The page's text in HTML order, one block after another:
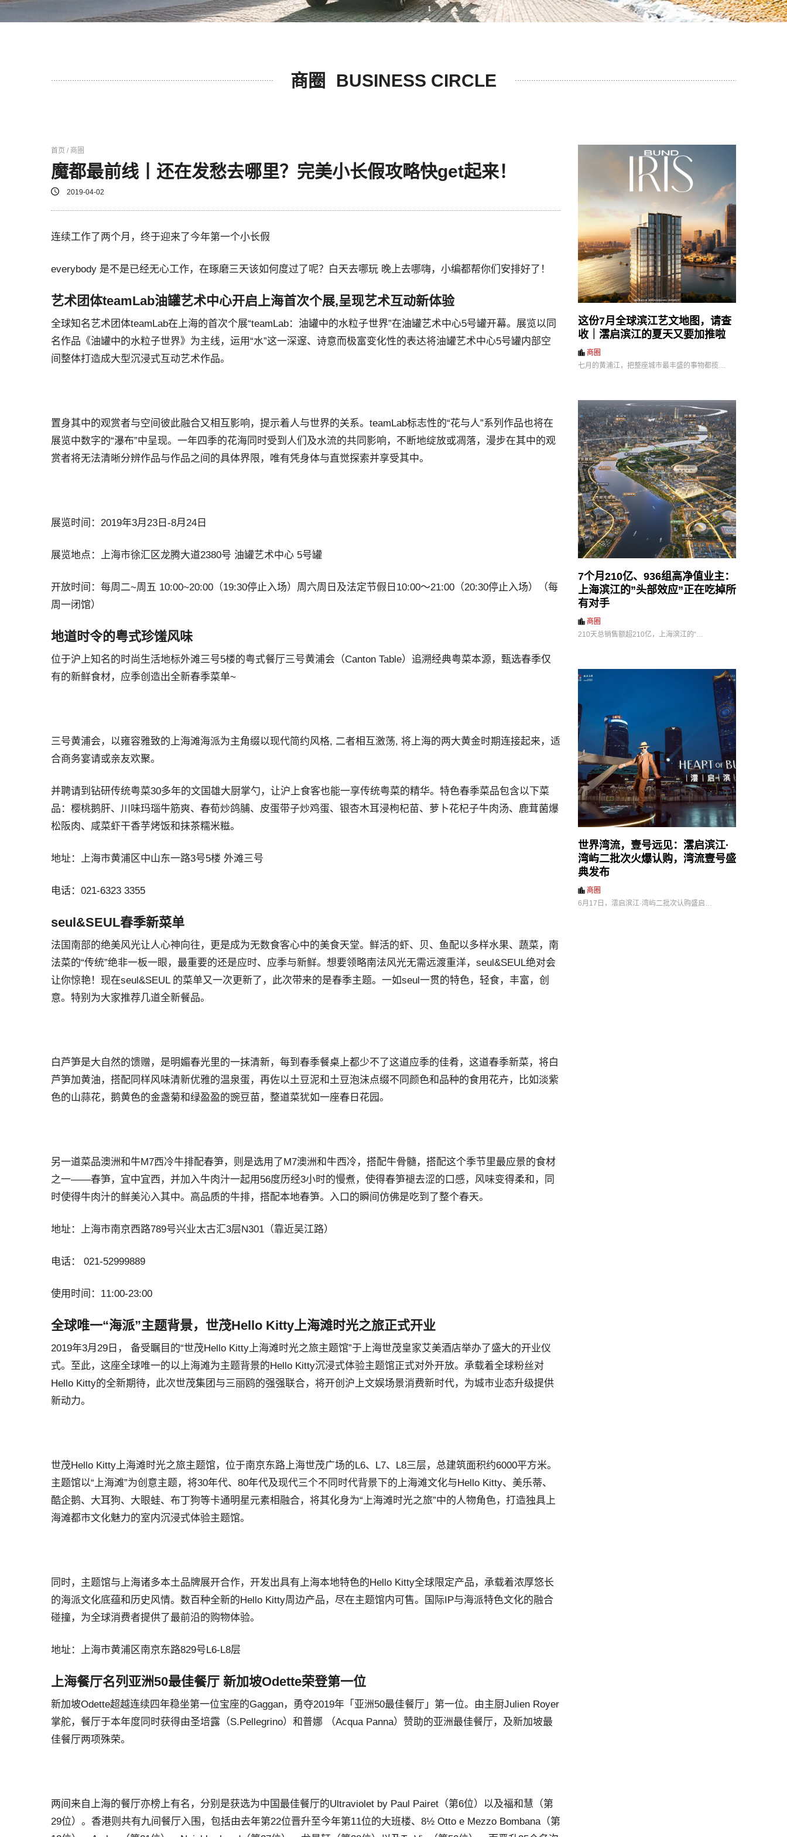
商圈 BUSINESS CIRCLE
首页 / 商圈
魔都最前线丨还在发愁去哪里？完美小长假攻略快get起来！
2019-04-02
连续工作了两个月，终于迎来了今年第一个小长假
everybody 是不是已经无心工作，在琢磨三天该如何度过了呢？白天去哪玩 晚上去哪嗨，小编都帮你们安排好了！
艺术团体teamLab油罐艺术中心开启上海首次个展,呈现艺术互动新体验
全球知名艺术团体teamLab在上海的首次个展“teamLab：油罐中的水粒子世界”在油罐艺术中心5号罐开幕。展览以同
名作品《油罐中的水粒子世界》为主线，运用“水”这一深邃、诗意而极富变化性的表达将油罐艺术中心5号罐内部空
间整体打造成大型沉浸式互动艺术作品。
置身其中的观赏者与空间彼此融合又相互影响，提示着人与世界的关系。teamLab标志性的“花与人”系列作品也将在
展览中数字的“瀑布”中呈现。一年四季的花海同时受到人们及水流的共同影响，不断地绽放或凋落，漫步在其中的观
赏者将无法清晰分辨作品与作品之间的具体界限，唯有凭身体与直觉探索并享受其中。
展览时间：2019年3月23日-8月24日
展览地点：上海市徐汇区龙腾大道2380号 油罐艺术中心 5号罐
开放时间：每周二~周五 10:00~20:00（19:30停止入场）周六周日及法定节假日10:00～21:00（20:30停止入场）（每
周一闭馆）
地道时令的粤式珍馐风味
位于沪上知名的时尚生活地标外滩三号5楼的粤式餐厅三号黄浦会（Canton Table）追溯经典粤菜本源，甄选春季仅
有的新鲜食材，应季创造出全新春季菜单~
三号黄浦会，以雍容雅致的上海滩海派为主角缀以现代简约风格, 二者相互激荡, 将上海的两大黄金时期连接起来，适
合商务宴请或亲友欢聚。
并聘请到钻研传统粤菜30多年的文国雄大厨掌勺，让沪上食客也能一享传统粤菜的精华。特色春季菜品包含以下菜
品：樱桃鹅肝、川味玛瑙牛筋爽、春荀炒鸽脯、皮蛋带子炒鸡蛋、银杏木耳浸枸杞苗、萝卜花杞子牛肉汤、鹿茸菌爆
松阪肉、咸菜虾干香芋烤饭和抹茶糯米糍。
地址：上海市黄浦区中山东一路3号5楼 外滩三号
电话：021-6323 3355
seul&SEUL春季新菜单
法国南部的绝美风光让人心神向往，更是成为无数食客心中的美食天堂。鲜活的虾、贝、鱼配以多样水果、蔬菜，南
法菜的“传统”绝非一板一眼，最重要的还是应时、应季与新鲜。想要领略南法风光无需远渡重洋，seul&SEUL绝对会
让你惊艳！现在seul&SEUL 的菜单又一次更新了，此次带来的是春季主题。一如seul一贯的特色，轻食，丰富，创
意。特别为大家推荐几道全新餐品。
白芦笋是大自然的馈赠，是明媚春光里的一抹清新，每到春季餐桌上都少不了这道应季的佳肴，这道春季新菜，将白
芦笋加黄油，搭配同样风味清新优雅的温泉蛋，再佐以土豆泥和土豆泡沫点缀不同颜色和品种的食用花卉，比如淡紫
色的山蒜花，鹅黄色的金盏菊和绿盈盈的豌豆苗，整道菜犹如一座春日花园。
另一道菜品澳洲和牛M7西冷牛排配春笋，则是选用了M7澳洲和牛西冷，搭配牛骨髓，搭配这个季节里最应景的食材
之一——春笋，宜中宜西，并加入牛肉汁一起用56度历经3小时的慢煮，使得春笋褪去涩的口感，风味变得柔和，同
时使得牛肉汁的鲜美沁入其中。高品质的牛排，搭配本地春笋。入口的瞬间仿佛是吃到了整个春天。
地址：上海市南京西路789号兴业太古汇3层N301（靠近吴江路）
电话： 021-52999889
使用时间：11:00-23:00
全球唯一“海派”主题背景，世茂Hello Kitty上海滩时光之旅正式开业
2019年3月29日， 备受瞩目的“世茂Hello Kitty上海滩时光之旅主题馆”于上海世茂皇家艾美酒店举办了盛大的开业仪
式。至此，这座全球唯一的以上海滩为主题背景的Hello Kitty沉浸式体验主题馆正式对外开放。承载着全球粉丝对
Hello Kitty的全新期待，此次世茂集团与三丽鸥的强强联合，将开创沪上文娱场景消费新时代，为城市业态升级提供
新动力。
世茂Hello Kitty上海滩时光之旅主题馆，位于南京东路上海世茂广场的L6、L7、L8三层，总建筑面积约6000平方米。
主题馆以“上海滩”为创意主题，将30年代、80年代及现代三个不同时代背景下的上海滩文化与Hello Kitty、美乐蒂、
酷企鹅、大耳狗、大眼蛙、布丁狗等卡通明星元素相融合，将其化身为“上海滩时光之旅”中的人物角色，打造独具上
海滩都市文化魅力的室内沉浸式体验主题馆。
同时，主题馆与上海诸多本土品牌展开合作，开发出具有上海本地特色的Hello Kitty全球限定产品，承载着浓厚悠长
的海派文化底蕴和历史风情。数百种全新的Hello Kitty周边产品，尽在主题馆内可售。国际IP与海派特色文化的融合
碰撞，为全球消费者提供了最前沿的购物体验。
地址：上海市黄浦区南京东路829号L6-L8层
上海餐厅名列亚洲50最佳餐厅 新加坡Odette荣登第一位
新加坡Odette超越连续四年稳坐第一位宝座的Gaggan，勇夺2019年「亚洲50最佳餐厅」第一位。由主厨Julien Royer
掌舵，餐厅于本年度同时获得由圣培露（S.Pellegrino）和普娜 （Acqua Panna）赞助的亚洲最佳餐厅，及新加坡最
佳餐厅两项殊荣。
两间来自上海的餐厅亦榜上有名，分别是获选为中国最佳餐厅的Ultraviolet by Paul Pairet（第6位）以及福和慧（第
29位）。香港则共有九间餐厅入围，包括由去年第22位晋升至今年第11位的大班楼、8½ Otto e Mezzo Bombana（第
这份7月全球滨江艺文地图，请查
收｜澐启滨江的夏天又要加推啦
商圈
七月的黄浦江，把整座城市最丰盛的事物都揽…
7个月210亿、936组高净值业主：
上海滨江的”头部效应”正在吃掉所
有对手
商圈
210天总销售额超210亿，上海滨江的“…
世界湾流，壹号远见：澐启滨江·
湾屿二批次火爆认购，湾流壹号盛
典发布
商圈
6月17日，澐启滨江·湾屿二批次认购盛启…